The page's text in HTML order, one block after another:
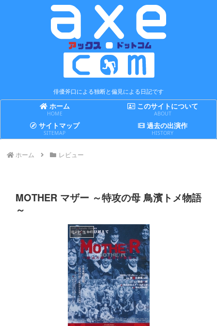
俳優斧口による独断と偏見による日記です
ホーム
HOME
このサイトについて
ABOUT
サイトマップ
SITEMAP
過去の出演作
HISTORY
ホーム レビュー
MOTHER マザー ～特攻の母 鳥濱トメ物語
～
レビュー